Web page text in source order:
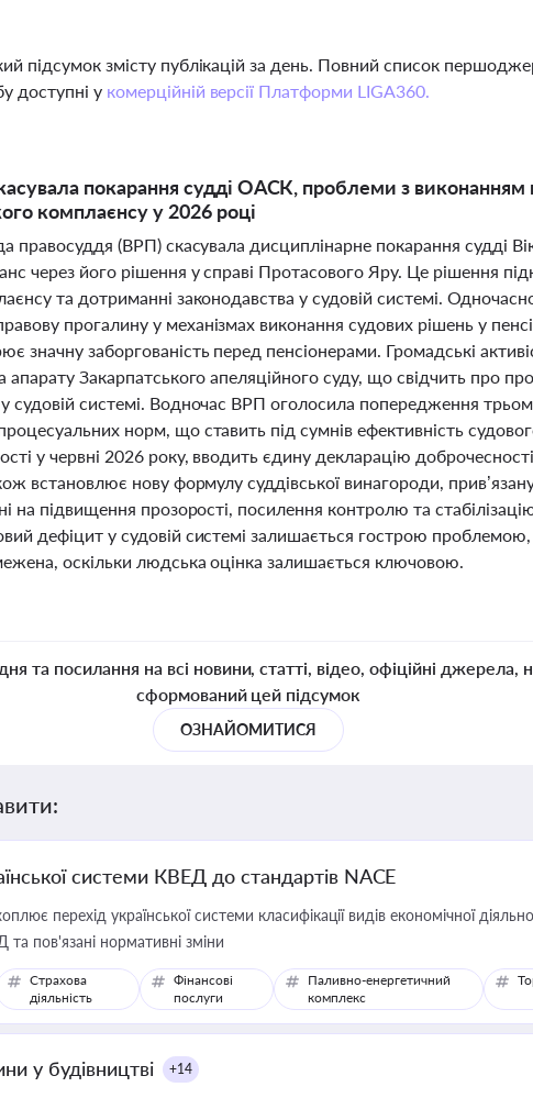
підсумок змісту публікацій за день. Повний список
доступні у комерційній версії Платформи LIGA360.
покарання судді ОАСК, проблеми з виконанням
комплаєнсу у 2026 році
правосуддя (ВРП) скасувала дисциплінарне покарання судді
через його рішення у справі Протасового Яру. Це рішення
та дотриманні законодавства у судовій системі.
прогалину у механізмах виконання судових рішень у
значну заборгованість перед пенсіонерами. Громадські
апарату Закарпатського апеляційного суду, що свідчить про
судовій системі. Водночас ВРП оголосила попередження
норм, що ставить під сумнів ефективність
у червні 2026 року, вводить єдину декларацію
встановлює нову формулу суддівської винагороди,
на підвищення прозорості, посилення контролю та
дефіцит у судовій системі залишається гострою
оскільки людська оцінка залишається ключовою.
та посилання на всі новини, статті, відео, офіційні джерела,
сформований цей підсумок
ОЗНАЙОМИТИСЯ
системи КВЕД до стандартів NACE
перехід української системи класифікації видів економічної
пов'язані нормативні зміни
Страхова
діяльність
Фінансові
послуги
Паливно-енергетичний
комплекс
у будівництві +14